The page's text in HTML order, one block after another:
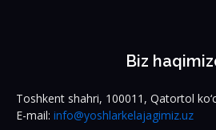
Biz
Toshkent shahri, 100011, Qatortol
E-mail: info@yoshlarkelajagimiz.uz